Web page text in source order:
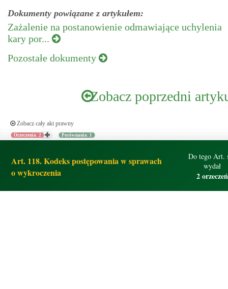
Dokumenty powiązane z artykułem:
Zażalenie na postanowienie odmawiające uchylenia
kary por...
Pozostałe dokumenty
Zobacz poprzedni
Zobacz cały akt prawny
Orzeczenia: 2 Porównania: 1
Art. 118. Kodeks postępowania w sprawach
o wykroczenia
Do tego Art.
wydał
2 orzeczeń